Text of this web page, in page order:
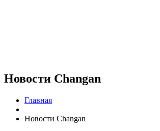
Новости Changan
Главная
Новости Changan